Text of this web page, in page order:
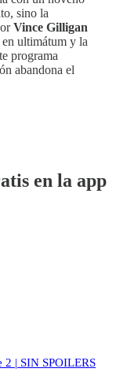
sino la
Vince Gilligan
ultimátum y la
programa
abandona el
en la app
| SIN SPOILERS